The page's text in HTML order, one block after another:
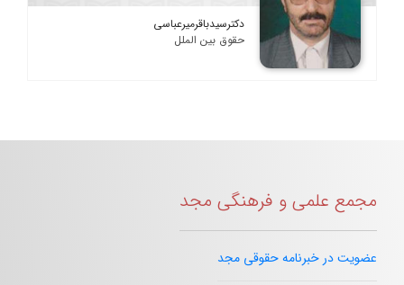
دکترسیدباقرمیرعباسی
حقوق بین الملل
مجمع علمی و فرهنگی مجد
عضویت در خبرنامه حقوقی مجد